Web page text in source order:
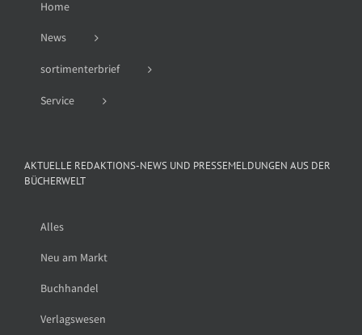
Home
News
sortimenterbrief
Service
AKTUELLE REDAKTIONS-NEWS UND PRESSEMELDUNGEN AUS DER
BÜCHERWELT
Alles
Neu am Markt
Buchhandel
Verlagswesen